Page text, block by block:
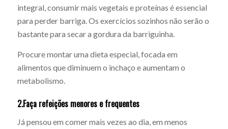
integral, consumir mais vegetais e proteínas é essencial
para perder barriga. Os exercícios sozinhos não serão o
bastante para secar a gordura da barriguinha.
Procure montar uma dieta especial, focada em
alimentos que diminuem o inchaço e aumentam o
metabolismo.
2.Faça refeições menores e frequentes
Já pensou em comer mais vezes ao dia, em menos